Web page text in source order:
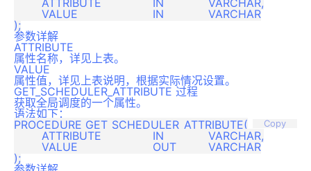
参数详解
ATTRIBUTE
属性名称，详见上表。
VALUE
属性值，详见上表说明，根据实际情况设置。
GET_SCHEDULER_ATTRIBUTE 过程
获取全局调度的一个属性。
语法如下：
Copy
PROCEDURE GET_SCHEDULER_ATTRIBUTE(